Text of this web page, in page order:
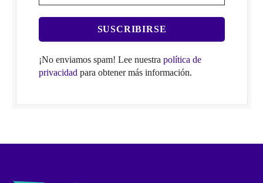
¡No enviamos spam! Lee nuestra política de
privacidad para obtener más información.